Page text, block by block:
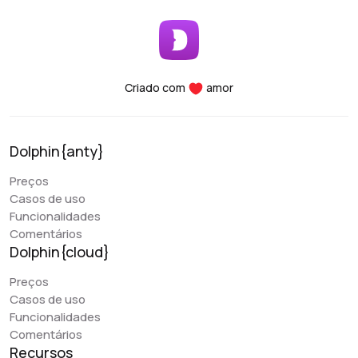
autenticação de dois fatores e mantê-la segura em
para classificação, organização e filtragem estão
suporta e utiliza todos os seus recursos
ajudá-lo, fornecendo ajuda a qualquer hora do dia.
Comecei a usar os produtos Dolphin desde o momento
Criado com amor
Dolphin{anty}
Preços
Casos de uso
Funcionalidades
Comentários
Dolphin{cloud}
Preços
Casos de uso
Funcionalidades
Comentários
Recursos